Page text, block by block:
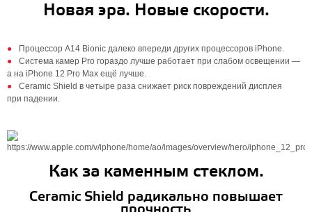
Новая эра. Новые скорости.
Процессор A14 Bionic далеко впереди других процессоров iPhone.
Система камер Pro гораздо лучше работает при слабом освещении —
а на iPhone 12 Pro Max ещё лучше.
Ceramic Shield в четыре раза снижает риск повреждений дисплея
при падении.
Как за каменным стеклом.
Ceramic Shield радикально повышает